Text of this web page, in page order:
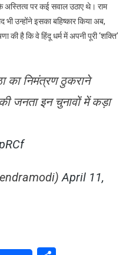
अस्तित्व पर कई सवाल उठाए थे। राम
भी उन्होंने इसका बहिष्कार किया अब,
है कि वे हिंदू धर्म में अपनी पूरी ‘शक्ति’
का निमंत्रण ठुकराने
जनता इन चुनावों में कड़ा
April 11,